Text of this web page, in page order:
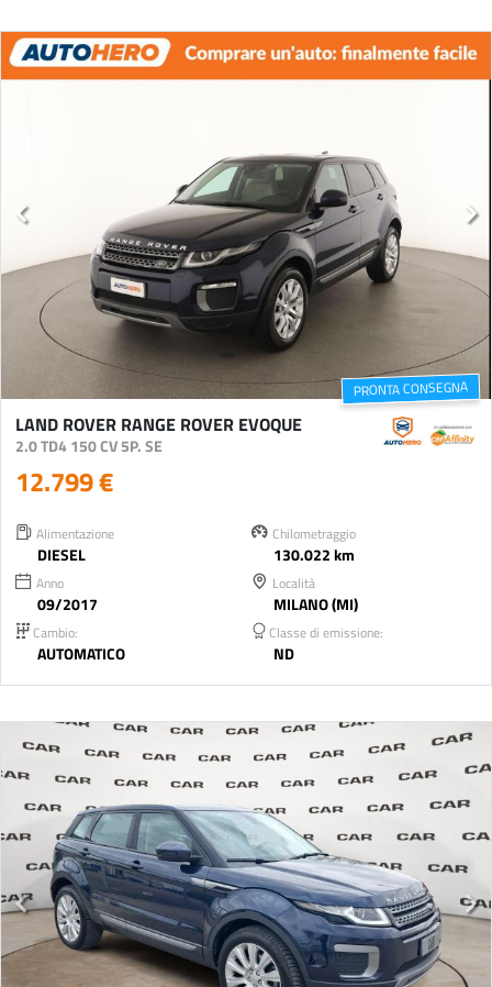
PRONTA CONSEGNA
LAND ROVER RANGE ROVER EVOQUE
2.0 TD4 150 CV 5P. SE
12.799 €
Alimentazione
DIESEL
Chilometraggio
130.022 km
Anno
09/2017
Località
MILANO (MI)
Cambio:
AUTOMATICO
Classe di emissione:
ND